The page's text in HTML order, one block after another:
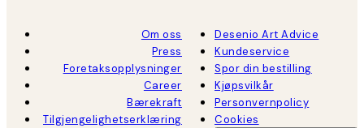
Om oss
Press
Foretaksopplysninger
Career
Bærekraft
Tilgjengelighetserklæring
Desenio Art Advice
Kundeservice
Spor din bestilling
Kjøpsvilkår
Personvernpolicy
Cookies